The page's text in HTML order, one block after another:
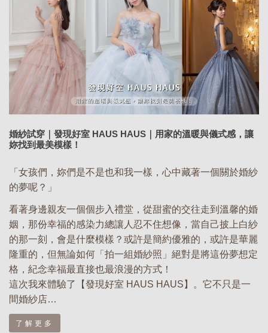
婚紗試穿｜發現好室 HAUS HAUS｜用家的溫暖與儀式感，讓
妳找到最美模樣！
「女孩們，妳們是不是也和我一樣，心中藏著一個關於婚紗
的夢呢？」
看著身邊親友一個個步入禮堂，從甜蜜的交往走到溫馨的婚
姻，那份幸福的感染力總讓人忍不住想像，當自己披上白紗
的那一刻，會是什麼模樣？或許是簡約優雅的，或許是華麗
隆重的，但無論如何「拍一組婚紗照」絕對是將這份夢想定
格，紀念幸福最直接也最浪漫的方式！
這次我來體驗了【發現好室 HAUS HAUS】。它不只是一
間婚紗店…
了解更多